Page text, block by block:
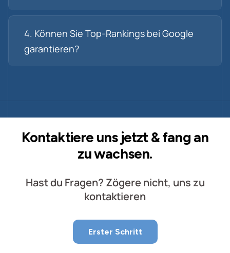
4. Können Sie Top-Rankings bei Google
garantieren?
Kontaktiere uns jetzt & fang an
zu wachsen​.
Hast du Fragen? Zögere nicht, uns zu
kontaktieren
Erster Schritt